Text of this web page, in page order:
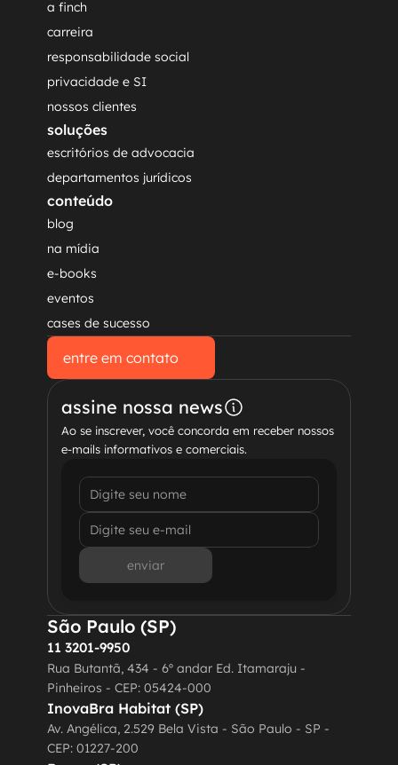
a finch
carreira
responsabilidade social
privacidade e SI
nossos clientes
soluções
escritórios de advocacia
departamentos jurídicos
conteúdo
blog
na mídia
e-books
eventos
cases de sucesso
entre em contato
entre em contato
assine nossa news
Ao se inscrever, você concorda em receber nossos
e-mails informativos e comerciais.
enviar
São Paulo (SP)
11 3201-9950
Rua Butantã, 434 - 6º andar Ed. Itamaraju -
Pinheiros - CEP: 05424-000
InovaBra Habitat (SP)
Av. Angélica, 2.529 Bela Vista - São Paulo - SP -
CEP: 01227-200